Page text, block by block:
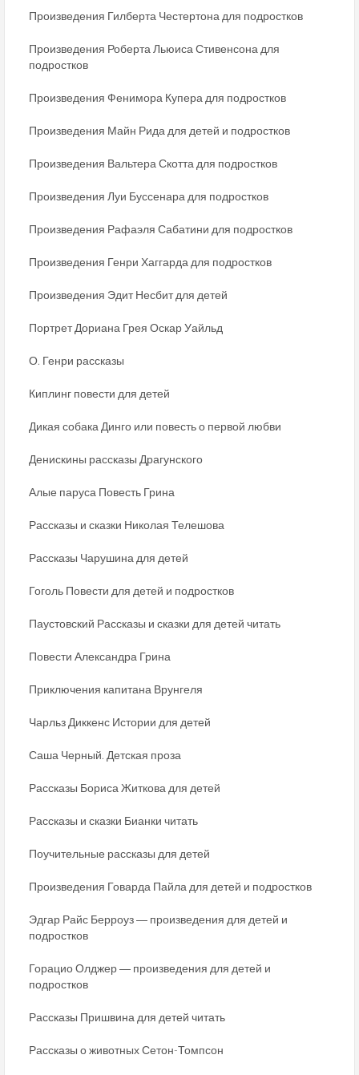
Произведения Гилберта Честертона для подростков
Произведения Роберта Льюиса Стивенсона для
подростков
Произведения Фенимора Купера для подростков
Произведения Майн Рида для детей и подростков
Произведения Вальтера Скотта для подростков
Произведения Луи Буссенара для подростков
Произведения Рафаэля Сабатини для подростков
Произведения Генри Хаггарда для подростков
Произведения Эдит Несбит для детей
Портрет Дориана Грея Оскар Уайльд
О. Генри рассказы
Киплинг повести для детей
Дикая собака Динго или повесть о первой любви
Денискины рассказы Драгунского
Алые паруса Повесть Грина
Рассказы и сказки Николая Телешова
Рассказы Чарушина для детей
Гоголь Повести для детей и подростков
Паустовский Рассказы и сказки для детей читать
Повести Александра Грина
Приключения капитана Врунгеля
Чарльз Диккенс Истории для детей
Саша Черный. Детская проза
Рассказы Бориса Житкова для детей
Рассказы и сказки Бианки читать
Поучительные рассказы для детей
Произведения Говарда Пайла для детей и подростков
Эдгар Райс Берроуз ― произведения для детей и
подростков
Горацио Олджер ― произведения для детей и
подростков
Рассказы Пришвина для детей читать
Рассказы о животных Сетон-Томпсон